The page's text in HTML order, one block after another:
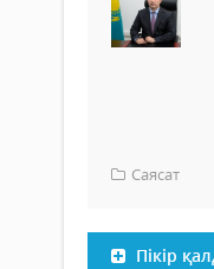
Саясат
Пікір